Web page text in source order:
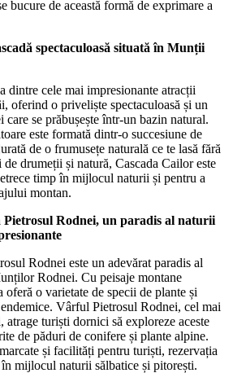
bucure de această formă de exprimare a
spectaculoasă situată în Munții
dintre cele mai impresionante atracții
oferind o priveliște spectaculoasă și un
care se prăbușește într-un bazin natural.
este formată dintr-o succesiune de
de o frumusețe naturală ce te lasă fără
drumeții și natură, Cascada Cailor este
timp în mijlocul naturii și pentru a
montan.
Pietrosul Rodnei, un paradis al naturii
Rodnei este un adevărat paradis al
Rodnei. Cu peisaje montane
oferă o varietate de specii de plante și
Vârful Pietrosul Rodnei, cel mai
turiști dornici să exploreze aceste
de păduri de conifere și plante alpine.
și facilități pentru turiști, rezervația
mijlocul naturii sălbatice și pitorești.